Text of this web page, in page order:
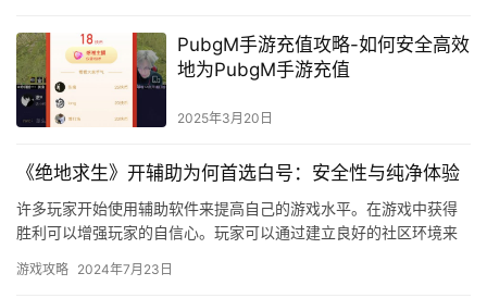
PubgM手游充值攻略-如何安全高效
地为PubgM手游充值
2025年3月20日
《绝地求生》开辅助为何首选白号：安全性与纯净体验
许多玩家开始使用辅助软件来提高自己的游戏水平。在游戏中获得
胜利可以增强玩家的自信心。玩家可以通过建立良好的社区环境来
游戏攻略 2024年7月23日